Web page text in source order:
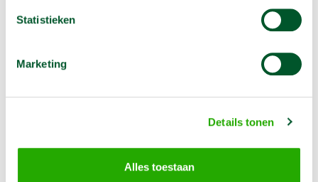
Statistieken
Marketing
Details tonen
Alles toestaan
boren voor palen.
Opties
11,00 /1 dag